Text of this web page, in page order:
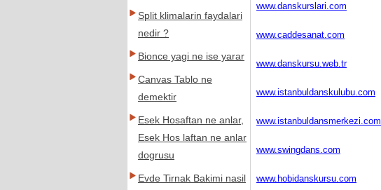
www.danskurslari.com
www.caddesanat.com
www.danskursu.web.tr
www.istanbuldanskulubu.com
www.istanbuldansmerkezi.com
www.swingdans.com
www.hobidanskursu.com
Split klimalarin faydalari
nedir ?
Bionce yagi ne ise yarar
Canvas Tablo ne
demektir
Esek Hosaftan ne anlar,
Esek Hos laftan ne anlar
dogrusu
Evde Tirnak Bakimi nasil